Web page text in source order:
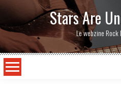
Stars Are
Le webzine